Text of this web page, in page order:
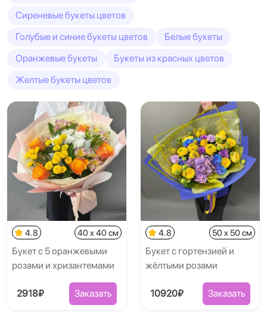
Сиреневые букеты цветов
Голубые и синие букеты цветов
Белые букеты
Оранжевые букеты
Букеты из красных цветов
Желтые букеты цветов
4.8 40 x 40 см
Букет с 5 оранжевыми
розами и хризантемами
2918₽ Заказать
4.8 50 x 50 см
Букет с гортензией и
жёлтыми розами
10920₽ Заказать